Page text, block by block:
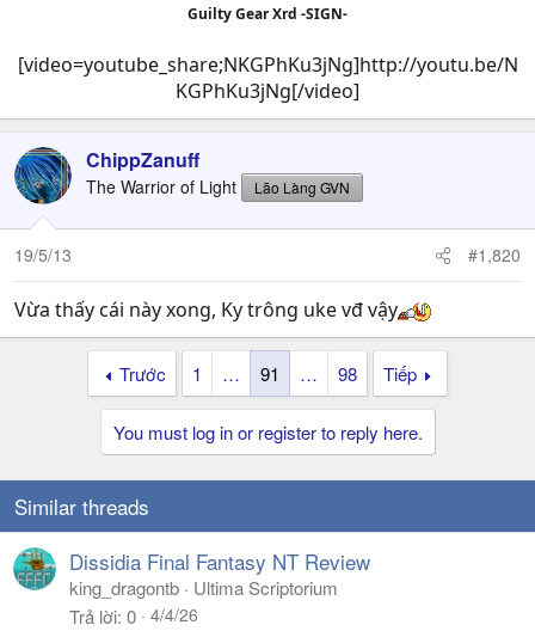
Guilty Gear Xrd -SIGN-
[video=youtube_share;NKGPhKu3jNg]http://youtu.be/N
KGPhKu3jNg[/video]​
ChippZanuff
The Warrior of Light Lão Làng GVN
19/5/13 #1,820
Vừa thấy cái này xong, Ky trông uke vđ vậy
Trước 1 … 91 … 98 Tiếp
You must log in or register to reply here.
Similar threads
Dissidia Final Fantasy NT Review
king_dragontb
Ultima Scriptorium
Trả lời 0 4/4/26